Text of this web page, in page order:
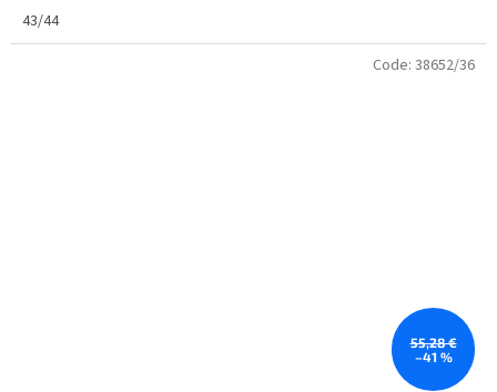
43/44
55,28 €
–41 %
Code: 38652/36